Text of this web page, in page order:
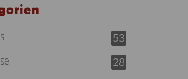
53
28